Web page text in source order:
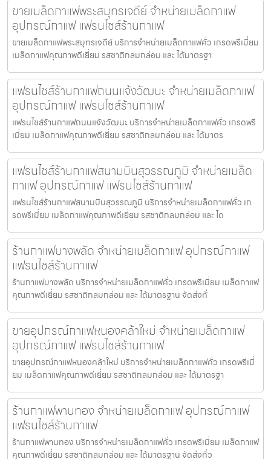
ขายเมล็ดกาแฟพระสมุทรเจดีย์ จำหน่ายเมล็ดกาแฟ
อุปกรณ์กาแฟ แฟรนไชส์ร้านกาแฟ
ขายเมล็ดกาแฟพระสมุทรเจดีย์ บริการจำหน่ายเมล็ดกาแฟคั่ว เกรดพรีเมี่ยม
เมล็ดกาแฟคุณภาพดีเยี่ยม รสชาติกลมกล่อม และ ได้มาตรฐา
แฟรนไชส์ร้านกาแฟถนนแจ้งวัฒนะ จำหน่ายเมล็ดกาแฟ
อุปกรณ์กาแฟ แฟรนไชส์ร้านกาแฟ
แฟรนไชส์ร้านกาแฟถนนแจ้งวัฒนะ บริการจำหน่ายเมล็ดกาแฟคั่ว เกรดพรี
เมี่ยม เมล็ดกาแฟคุณภาพดีเยี่ยม รสชาติกลมกล่อม และ ได้มาตร
แฟรนไชส์ร้านกาแฟสนามบินสุวรรณภูมิ จำหน่ายเมล็ด
กาแฟ อุปกรณ์กาแฟ แฟรนไชส์ร้านกาแฟ
แฟรนไชส์ร้านกาแฟสนามบินสุวรรณภูมิ บริการจำหน่ายเมล็ดกาแฟคั่ว เก
รดพรีเมี่ยม เมล็ดกาแฟคุณภาพดีเยี่ยม รสชาติกลมกล่อม และ ได
ร้านกาแฟบางพลัด จำหน่ายเมล็ดกาแฟ อุปกรณ์กาแฟ
แฟรนไชส์ร้านกาแฟ
ร้านกาแฟบางพลัด บริการจำหน่ายเมล็ดกาแฟคั่ว เกรดพรีเมี่ยม เมล็ดกาแฟ
คุณภาพดีเยี่ยม รสชาติกลมกล่อม และ ได้มาตรฐาน จัดส่งทั่
ขายอุปกรณ์กาแฟหนองคล้าใหม่ จำหน่ายเมล็ดกาแฟ
อุปกรณ์กาแฟ แฟรนไชส์ร้านกาแฟ
ขายอุปกรณ์กาแฟหนองคล้าใหม่ บริการจำหน่ายเมล็ดกาแฟคั่ว เกรดพรีเมี่
ยม เมล็ดกาแฟคุณภาพดีเยี่ยม รสชาติกลมกล่อม และ ได้มาตรฐา
ร้านกาแฟพานทอง จำหน่ายเมล็ดกาแฟ อุปกรณ์กาแฟ
แฟรนไชส์ร้านกาแฟ
ร้านกาแฟพานทอง บริการจำหน่ายเมล็ดกาแฟคั่ว เกรดพรีเมี่ยม เมล็ดกาแฟ
คุณภาพดีเยี่ยม รสชาติกลมกล่อม และ ได้มาตรฐาน จัดส่งทั่ว